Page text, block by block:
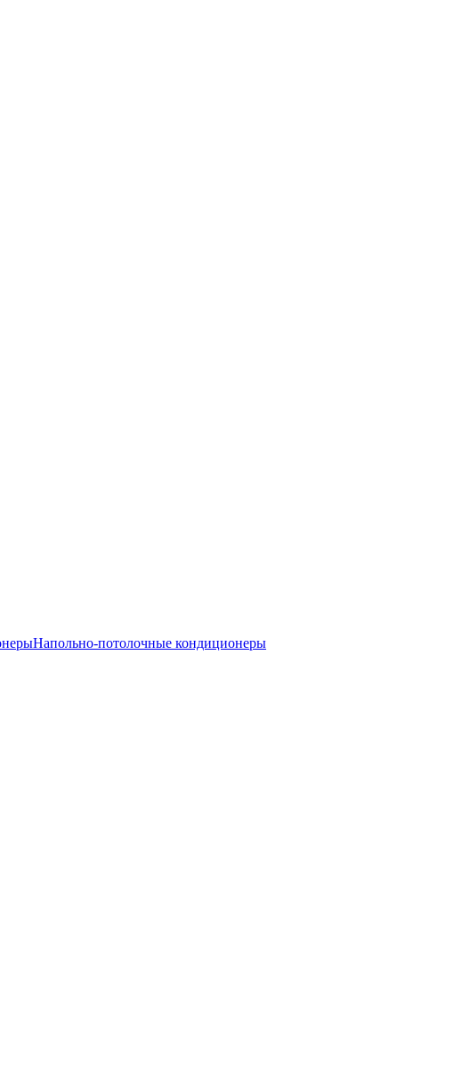
Напольно-потолочные кондиционеры